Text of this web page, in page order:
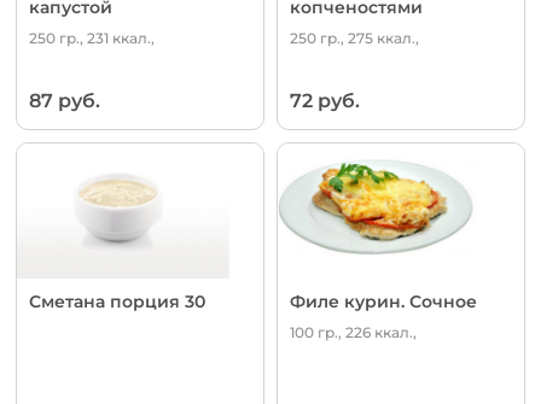
капустой
250 гр., 231 ккал.,
87 руб.
копченостями
250 гр., 275 ккал.,
72 руб.
Сметана порция 30 Филе курин. Сочное
100 гр., 226 ккал.,